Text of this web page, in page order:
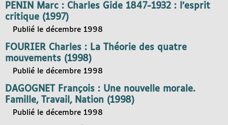
PENIN Marc : Charles Gide 1847-1932 : l’esprit
critique (1997)
Publié le décembre 1998
FOURIER Charles : La Théorie des quatre
mouvements (1998)
Publié le décembre 1998
DAGOGNET François : Une nouvelle morale.
Famille, Travail, Nation (1998)
Publié le décembre 1998